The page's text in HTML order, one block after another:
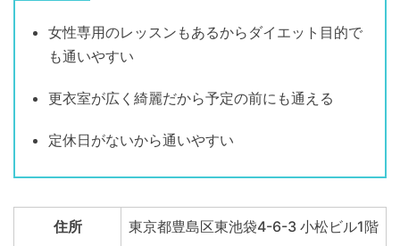
女性専用のレッスンもあるからダイエット目的で
も通いやすい
更衣室が広く綺麗だから予定の前にも通える
定休日がないから通いやすい
住所 東京都豊島区東池袋4-6-3 小松ビル1階